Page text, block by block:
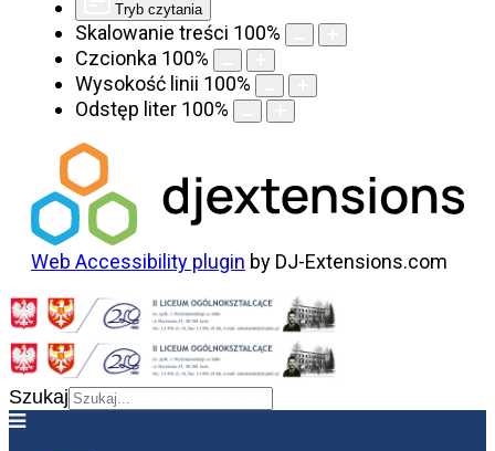
Tryb czytania
Skalowanie treści 100%
Czcionka 100%
Wysokość linii 100%
Odstęp liter 100%
Web Accessibility plugin by DJ-Extensions.com
Szukaj